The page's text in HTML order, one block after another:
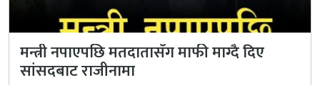
मन्त्री नपाएपछि मतदातासँग माफी माग्दै दिए
सांसदबाट राजीनामा